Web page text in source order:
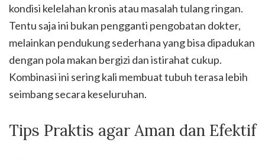
kondisi kelelahan kronis atau masalah tulang ringan.
Tentu saja ini bukan pengganti pengobatan dokter,
melainkan pendukung sederhana yang bisa dipadukan
dengan pola makan bergizi dan istirahat cukup.
Kombinasi ini sering kali membuat tubuh terasa lebih
seimbang secara keseluruhan.
Tips Praktis agar Aman dan Efektif